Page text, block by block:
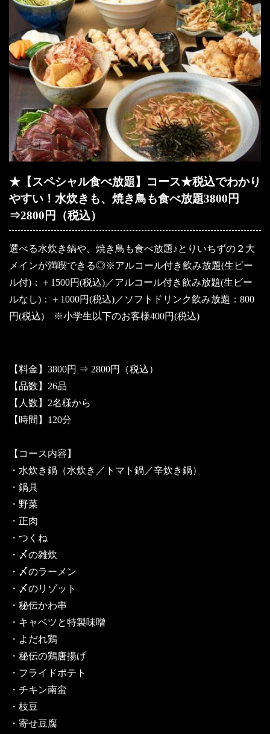
★【スペシャル食べ放題】コース★税込でわかり
やすい！水炊きも、焼き鳥も食べ放題3800円
⇒2800円（税込）
選べる水炊き鍋や、焼き鳥も食べ放題♪とりいちずの２大
メインが満喫できる◎※アルコール付き飲み放題(生ビー
ル付)：＋1500円(税込)／アルコール付き飲み放題(生ビー
ルなし)：＋1000円(税込)／ソフトドリンク飲み放題：800
円(税込) ※小学生以下のお客様400円(税込)
【料金】3800円 ⇒ 2800円（税込）
【品数】26品
【人数】2名様から
【時間】120分
【コース内容】
・水炊き鍋（水炊き／トマト鍋／辛炊き鍋）
・鍋具
・野菜
・正肉
・つくね
・〆の雑炊
・〆のラーメン
・〆のリゾット
・秘伝かわ串
・キャベツと特製味噌
・よだれ鶏
・秘伝の鶏唐揚げ
・フライドポテト
・チキン南蛮
・枝豆
・寄せ豆腐